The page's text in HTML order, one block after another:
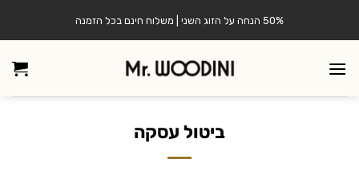
50% הנחה על הזוג השני | משלוח חינם בכל הזמנה
ביטול עסקה